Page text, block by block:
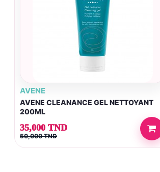
AVENE
AVENE CLEANANCE GEL NETTOYANT
200ML
35,000 TND
50,000 TND